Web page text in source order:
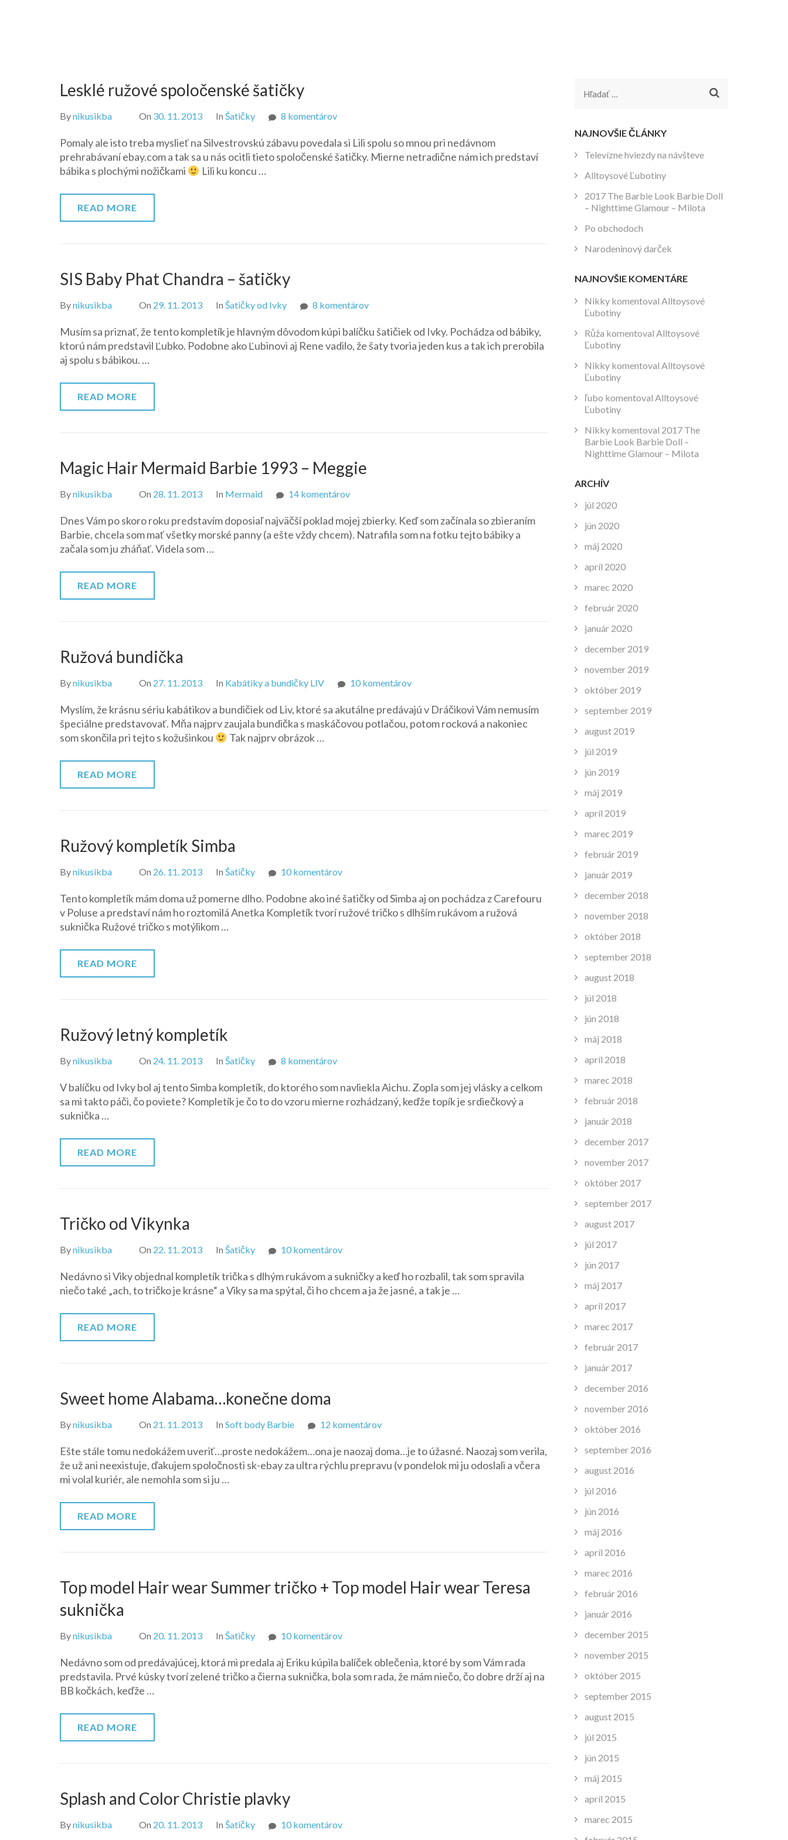
Lesklé ružové spoločenské šatičky
Bynikusikba On 30. 11. 2013 In Šatičky 8 komentárovna
ružové
spoločenské
Pomaly ale isto treba myslieť na Silvestrovskú zábavu povedala si Lili spolu so mnou pri nedávnom
prehrabávaní ebay.com a tak sa u nás ocitli tieto spoločenské šatičky. Mierne netradične nám ich predstaví
bábika s plochými nožičkami
Lili ku koncu …
READ MORE
SIS Baby Phat Chandra – šatičky
Bynikusikba On 29. 11. 2013 In Šatičky od Ivky 8 komentárovna
Baby
Phat
Musím sa priznať, že tento kompletík je hlavným dôvodom kúpi balíčku šatičiek od Ivky. Pochádza od bábiky,
ktorú nám predstavil Ľubko. Podobne ako Ľubinovi aj Rene vadilo, že šaty tvoria jeden kus a tak ich prerobila
aj spolu s bábikou. …
READ MORE
Magic Hair Mermaid Barbie 1993 – Meggie
Bynikusikba On 28. 11. 2013 In Mermaid 14 komentárovna
Hair
Mermaid
Dnes Vám po skoro roku predstavím doposiaľ najväčší poklad mojej zbierky. Keď som začínala so zbieraním
Barbie, chcela som mať všetky morské panny (a ešte vždy chcem). Natrafila som na fotku tejto bábiky a
začala som ju zháňať. Videla som …
READ MORE
Ružová bundička
Bynikusikba On 27. 11. 2013 In Kabátiky a bundičky LIV 10 komentárovna
bundička
Myslím, že krásnu sériu kabátikov a bundičiek od Liv, ktoré sa akutálne predávajú v Dráčikovi Vám nemusím
špeciálne predstavovať. Mňa najprv zaujala bundička s maskáčovou potlačou, potom rocková a nakoniec
som skončila pri tejto s kožušinkou
Tak najprv obrázok …
READ MORE
Ružový kompletík Simba
Bynikusikba On 26. 11. 2013 In Šatičky 10 komentárovna
kompletík
Simba
Tento kompletík mám doma už pomerne dlho. Podobne ako iné šatičky od Simba aj on pochádza z Carefouru
v Poluse a predstaví nám ho roztomilá Anetka Kompletík tvorí ružové tričko s dlhším rukávom a ružová
suknička Ružové tričko s motýlikom …
READ MORE
Ružový letný kompletík
Bynikusikba On 24. 11. 2013 In Šatičky 8 komentárovna
letný
kompletík
V balíčku od Ivky bol aj tento Simba kompletík, do ktorého som navliekla Aichu. Zopla som jej vlásky a celkom
sa mi takto páči, čo poviete? Kompletík je čo to do vzoru mierne rozhádzaný, keďže topík je srdiečkový a
suknička …
READ MORE
Tričko od Vikynka
Bynikusikba On 22. 11. 2013 In Šatičky 10 komentárovna
od
Vikynka
Nedávno si Viky objednal kompletík trička s dlhým rukávom a sukničky a keď ho rozbalil, tak som spravila
niečo také „ach, to tričko je krásne“ a Viky sa ma spýtal, či ho chcem a ja že jasné, a tak je …
READ MORE
Sweet home Alabama…konečne doma
Bynikusikba On 21. 11. 2013 In Soft body Barbie 12 komentárovna
home
Alabama…
Ešte stále tomu nedokážem uveriť…proste nedokážem…ona je naozaj doma…je to úžasné. Naozaj som verila,
že už ani neexistuje, ďakujem spoločnosti sk-ebay za ultra rýchlu prepravu (v pondelok mi ju odoslali a včera
mi volal kuriér, ale nemohla som si ju …
READ MORE
Top model Hair wear Summer tričko + Top model Hair wear Teresa
suknička
Bynikusikba On 20. 11. 2013 In Šatičky 10 komentárovna
model
Hair
Nedávno som od predávajúcej, ktorá mi predala aj Eriku kúpila balíček oblečenia, ktoré by som Vám rada
predstavila. Prvé kúsky tvorí zelené tričko a čierna suknička, bola som rada, že mám niečo, čo dobre drží aj na
BB kočkách, keďže …
READ MORE
Splash and Color Christie plavky
Bynikusikba On 20. 11. 2013 In Šatičky 10 komentárovna
Hľadať:
NAJNOVŠIE ČLÁNKY
Televízne hviezdy na návšteve
Alltoysové Ľubotiny
2017 The Barbie Look Barbie Doll
– Nighttime Glamour – Milota
Po obchodoch
Narodeninový darček
NAJNOVŠIE KOMENTÁRE
Nikkykomentoval Alltoysové
Ľubotiny
Růža komentoval Alltoysové
Ľubotiny
Nikkykomentoval Alltoysové
Ľubotiny
ľubo komentoval Alltoysové
Ľubotiny
Nikkykomentoval 2017 The
Barbie Look Barbie Doll –
Nighttime Glamour – Milota
ARCHÍV
júl 2020
jún 2020
máj 2020
apríl 2020
marec 2020
február 2020
január 2020
december 2019
november 2019
október 2019
september 2019
august 2019
júl 2019
jún 2019
máj 2019
apríl 2019
marec 2019
február 2019
január 2019
december 2018
november 2018
október 2018
september 2018
august 2018
júl 2018
jún 2018
máj 2018
apríl 2018
marec 2018
február 2018
január 2018
december 2017
november 2017
október 2017
september 2017
august 2017
júl 2017
jún 2017
máj 2017
apríl 2017
marec 2017
február 2017
január 2017
december 2016
november 2016
október 2016
september 2016
august 2016
júl 2016
jún 2016
máj 2016
apríl 2016
marec 2016
február 2016
január 2016
december 2015
november 2015
október 2015
september 2015
august 2015
júl 2015
jún 2015
máj 2015
apríl 2015
marec 2015